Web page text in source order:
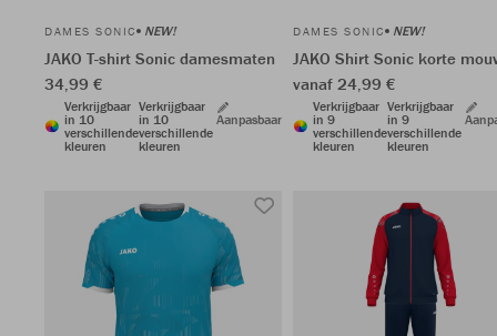
DAMES SONIC NEW!
JAKO T-shirt Sonic damesmaten
34,99 €
Verkrijgbaar
in 10
verschillende
kleuren
Verkrijgbaar
in 10
verschillende
kleuren
Aanpasbaar
DAMES SONIC NEW!
JAKO Shirt Sonic korte
vanaf 24,99 €
Verkrijgbaar
in 9
verschillende
kleuren
Verkrijgbaar
in 9
verschillende
kleuren